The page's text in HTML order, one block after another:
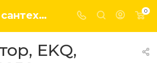
Купить сантехнику, системы отопление и водоснабжения оптом и в розницу в интернет-магазине elsen-opt.ru 0
EKQ,